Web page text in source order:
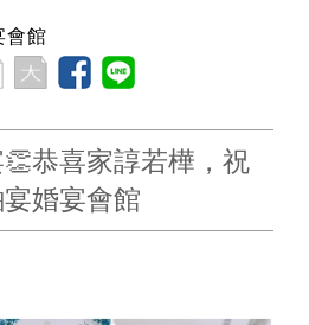
會館
恭喜家諄若樺，祝
婚宴會館